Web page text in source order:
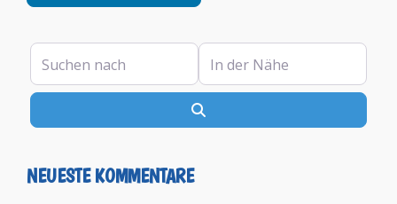
Suchen nach In der Nähe
NEUESTE KOMMENTARE